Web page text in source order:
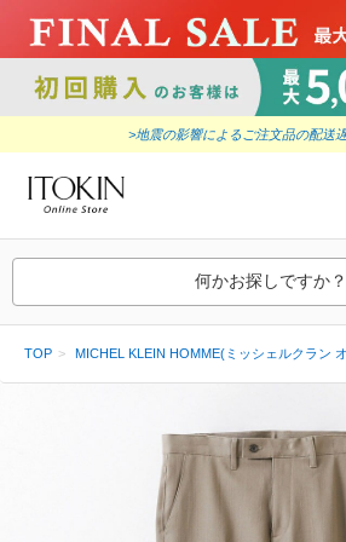
>地震の影響によるご注文品の配送
何かお探しですか？
TOP MICHEL KLEIN HOMME(ミッシェルクラン